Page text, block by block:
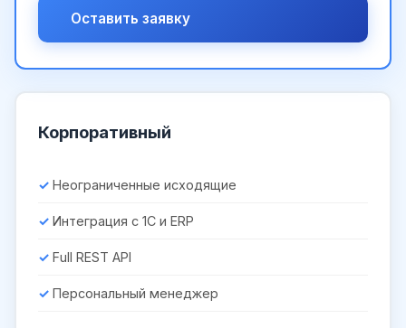
Оставить заявку
Корпоративный
Неограниченные исходящие
Интеграция с 1С и ERP
Full REST API
Персональный менеджер